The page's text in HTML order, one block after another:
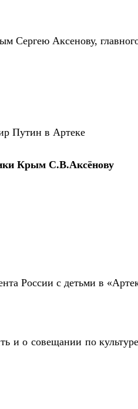
Аксенову,
Крым С.В.Аксёнову
России с детьми в
и о совещании по